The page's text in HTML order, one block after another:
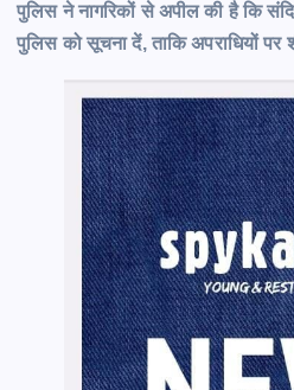
पुलिस ने नागरिकों से अपील की है कि
पुलिस को सूचना दें, ताकि अपराधियों पर